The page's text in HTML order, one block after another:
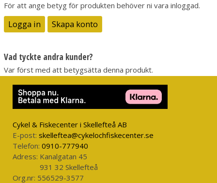
För att ange betyg för produkten behöver ni vara inloggad.
Logga in Skapa konto
Vad tyckte andra kunder?
Var först med att betygsätta denna produkt.
Cykel & Fiskecenter i Skellefteå AB
E-post: skelleftea@cykelochfiskecenter.se
Telefon: 0910-777940
Adress: Kanalgatan 45
931 32 Skellefteå
Org.nr: 556529-3577